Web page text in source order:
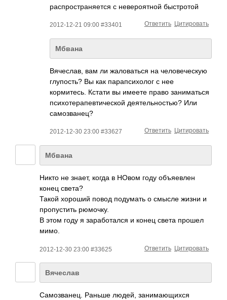
распространяется с невероятной быстротой
2012-12-21 09:00 #33401 Цитировать
Ответить
Мбвана
Вячеслав, вам ли жаловаться на человеческую
глупость? Вы как парапсихолог с нее
кормитесь. Кстати вы имеете право заниматься
психотерапевтиче­ской деятельностью? Или
самозванец?
2012-12-30 23:00 #33627 Цитировать
Ответить
Мбвана
Никто не знает, когда в НОвом году объяевлен
конец света?
Такой хороший повод подумать о смысле жизни и
пропустить рюмочку.
В этом году я заработался и конец света прошел
мимо.
2012-12-30 23:00 #33625 Цитировать
Ответить
Вячеслав
Самозванец. Раньше людей, занимающихся